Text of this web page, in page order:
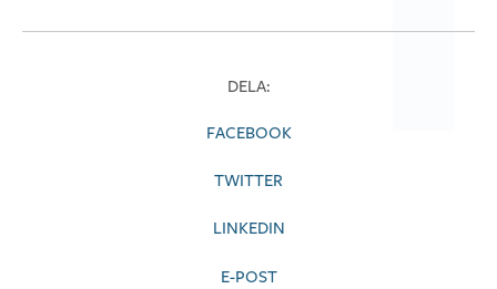
DELA:
FACEBOOK
TWITTER
LINKEDIN
E-POST